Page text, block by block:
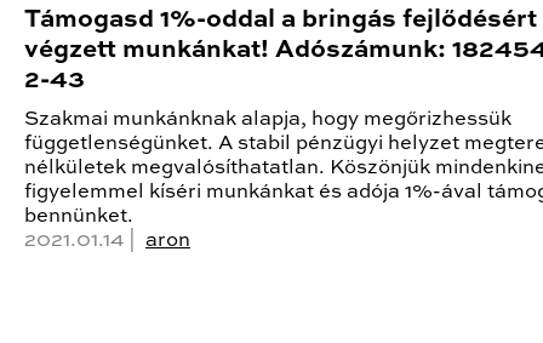
Támogasd 1%-oddal a bringás fejlődésért
végzett munkánkat! Adószámunk:
2-43
Szakmai munkánknak alapja, hogy megőrizhessük
függetlenségünket. A stabil pénzügyi helyzet
nélkületek megvalósíthatatlan. Köszönjük
figyelemmel kíséri munkánkat és adója 1%-ával
bennünket.
2021.01.14 | aron